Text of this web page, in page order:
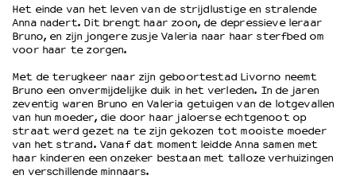
EDUCATIE
Schoolvoorstellingen
Filmprogramma’s Primair Onderwijs
Speciale educatieprogramma’s
OVER LANTARENVENSTER
Wat we doen
Het einde van het leven van de strijdlustige en stralende
Anna nadert. Dit brengt haar zoon, de depressieve leraar
Bruno, en zijn jongere zusje Valeria naar haar sterfbed om
voor haar te zorgen.
Met de terugkeer naar zijn geboortestad Livorno neemt
Bruno een onvermijdelijke duik in het verleden. In de jaren
zeventig waren Bruno en Valeria getuigen van de lotgevallen
van hun moeder, die door haar jaloerse echtgenoot op
straat werd gezet na te zijn gekozen tot mooiste moeder
van het strand. Vanaf dat moment leidde Anna samen met
haar kinderen een onzeker bestaan met talloze verhuizingen
en verschillende minnaars.